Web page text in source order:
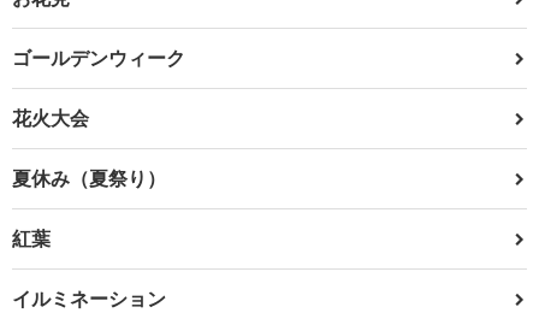
ゴールデンウィーク
花火大会
夏休み（夏祭り）
紅葉
イルミネーション